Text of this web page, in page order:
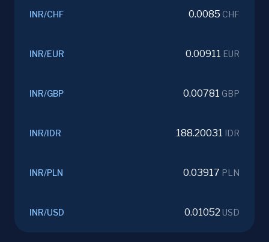
INR/CHF 0.0085 CHF
INR/EUR 0.00911 EUR
INR/GBP 0.00781 GBP
INR/IDR 188.20031 IDR
INR/PLN 0.03917 PLN
INR/USD 0.01052 USD